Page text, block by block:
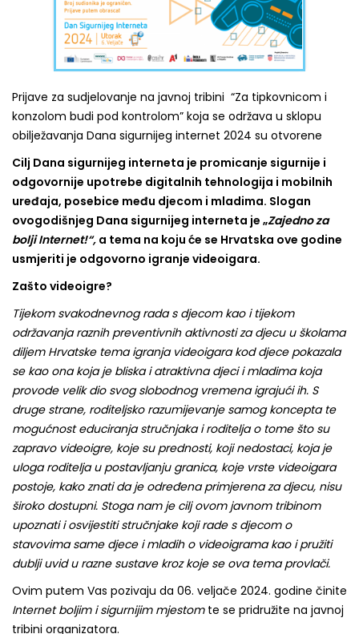
Prijave za sudjelovanje na javnoj tribini “Za tipkovnicom i
konzolom budi pod kontrolom” koja se održava u sklopu
obilježavanja Dana sigurnijeg internet 2024 su otvorene
Cilj Dana sigurnijeg interneta je promicanje sigurnije i
odgovornije upotrebe digitalnih tehnologija i mobilnih
uređaja, posebice među djecom i mladima. Slogan
ovogodišnjeg Dana sigurnijeg interneta je „Zajedno za
bolji Internet!“, a tema na koju će se Hrvatska ove godine
usmjeriti je odgovorno igranje videoigara.
Zašto videoigre?
Tijekom svakodnevnog rada s djecom kao i tijekom
održavanja raznih preventivnih aktivnosti za djecu u školama
diljem Hrvatske tema igranja videoigara kod djece pokazala
se kao ona koja je bliska i atraktivna djeci i mladima koja
provode velik dio svog slobodnog vremena igrajući ih. S
druge strane, roditeljsko razumijevanje samog koncepta te
mogućnost educiranja stručnjaka i roditelja o tome što su
zapravo videoigre, koje su prednosti, koji nedostaci, koja je
uloga roditelja u postavljanju granica, koje vrste videoigara
postoje, kako znati da je određena primjerena za djecu, nisu
široko dostupni. Stoga nam je cilj ovom javnom tribinom
upoznati i osvijestiti stručnjake koji rade s djecom o
stavovima same djece i mladih o videoigrama kao i pružiti
dublji uvid u razne sustave kroz koje se ova tema provlači.
Ovim putem Vas pozivaju da 06. veljače 2024. godine činite
Internet boljim i sigurnijim mjestomte se pridružite na javnoj
tribini organizatora.